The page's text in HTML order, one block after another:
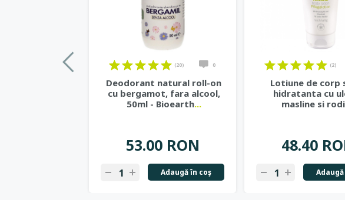
(20) 0
Deodorant natural roll-on
cu bergamot, fara alcool,
50ml - Bioearth...
53.00 RON
Adaugă în coş
(2)
Lotiune de corp
hidratanta cu
masline si
48.40